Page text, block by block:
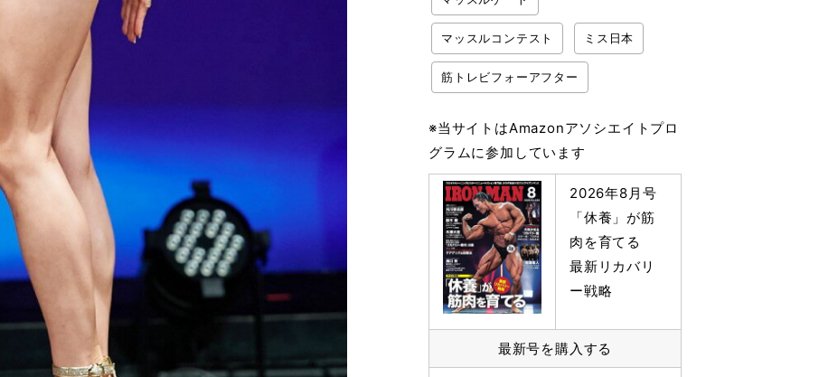
マッスルコンテスト ミス日本
筋トレビフォーアフター
※当サイトはAmazonアソシエイトプロ
グラムに参加しています
2026年8月号
「休養」が筋
肉を育てる
最新リカバリ
ー戦略
最新号を購入する